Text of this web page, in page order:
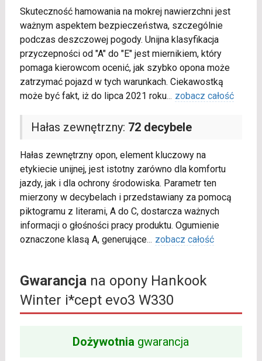
Skuteczność hamowania na mokrej nawierzchni jest
ważnym aspektem bezpieczeństwa, szczególnie
podczas deszczowej pogody. Unijna klasyfikacja
przyczepności od "A" do "E" jest miernikiem, który
pomaga kierowcom ocenić, jak szybko opona może
zatrzymać pojazd w tych warunkach. Ciekawostką
może być fakt, iż do lipca 2021 roku... zobacz całość
Hałas zewnętrzny: 72 decybele
Hałas zewnętrzny opon, element kluczowy na
etykiecie unijnej, jest istotny zarówno dla komfortu
jazdy, jak i dla ochrony środowiska. Parametr ten
mierzony w decybelach i przedstawiany za pomocą
piktogramu z literami, A do C, dostarcza ważnych
informacji o głośności pracy produktu. Ogumienie
oznaczone klasą A, generujące... zobacz całość
Gwarancjana opony Hankook
Winter i*cept evo3 W330
Dożywotnia gwarancja